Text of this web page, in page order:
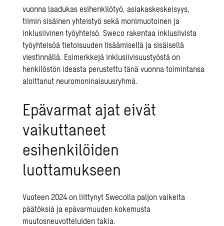
vuonna laadukas esihenkilötyö, asiakaskeskeisyys,
tiimin sisäinen yhteistyö sekä monimuotoinen ja
inklusiivinen työyhteisö. Sweco rakentaa inklusiivista
työyhteisöä tietoisuuden lisäämisellä ja sisäisellä
viestinnällä. Esimerkkejä inklusiivisuustyöstä on
henkilöstön ideasta perustettu tänä vuonna toimintansa
aloittanut neuromoninaisuusryhmä.
Epävarmat ajat eivät
vaikuttaneet
esihenkilöiden
luottamukseen
Vuoteen 2024 on liittynyt Swecolla paljon vaikeita
päätöksiä ja epävarmuuden kokemusta
muutosneuvotteluiden takia.